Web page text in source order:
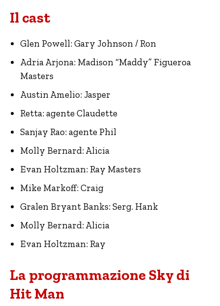
Il cast
Glen Powell: Gary Johnson / Ron
Adria Arjona: Madison “Maddy” Figueroa
Masters
Austin Amelio: Jasper
Retta: agente Claudette
Sanjay Rao: agente Phil
Molly Bernard: Alicia
Evan Holtzman: Ray Masters
Mike Markoff: Craig
Gralen Bryant Banks: Serg. Hank
Molly Bernard: Alicia
Evan Holtzman: Ray
La programmazione Sky di
Hit Man